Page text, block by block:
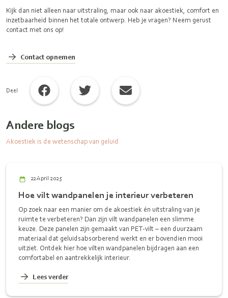
Kijk dan niet alleen naar uitstraling, maar ook naar akoestiek, comfort en
inzetbaarheid binnen het totale ontwerp. Heb je vragen? Neem gerust
contact met ons op!
Contact opnemen
Deel
Andere blogs
Akoestiek is de wetenschap van geluid
22 April 2025
Hoe vilt wandpanelen je interieur verbeteren
Op zoek naar een manier om de akoestiek én uitstraling van je
ruimte te verbeteren? Dan zijn vilt wandpanelen een slimme
keuze. Deze panelen zijn gemaakt van PET-vilt – een duurzaam
materiaal dat geluidsabsorberend werkt en er bovendien mooi
uitziet. Ontdek hier hoe vilten wandpanelen bijdragen aan een
comfortabel en aantrekkelijk interieur.
Lees verder